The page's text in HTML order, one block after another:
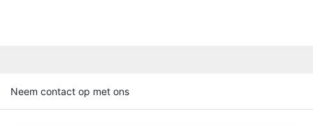
Neem contact op met ons